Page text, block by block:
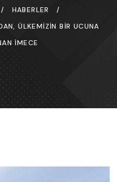
/ HABERLER
/
ÜLKEMIZIN BIR UCUNA
İMECE